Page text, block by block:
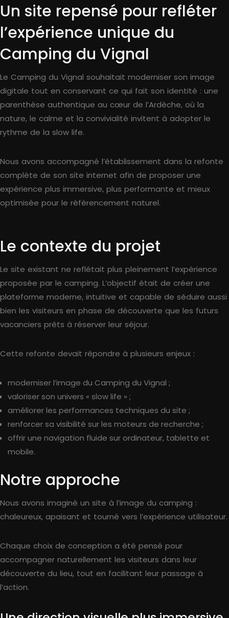
Un site repensé pour refléter
l’expérience unique du
Camping du Vignal
Le Camping du Vignal souhaitait moderniser son image
digitale tout en conservant ce qui fait son identité : une
parenthèse authentique au cœur de l’Ardèche, où la
nature, le calme et la convivialité invitent à adopter le
rythme de la slow life.
Nous avons accompagné l’établissement dans la refonte
complète de son site internet afin de proposer une
expérience plus immersive, plus performante et mieux
optimisée pour le référencement naturel.
Le contexte du projet
Le site existant ne reflétait plus pleinement l’expérience
proposée par le camping. L’objectif était de créer une
plateforme moderne, intuitive et capable de séduire aussi
bien les visiteurs en phase de découverte que les futurs
vacanciers prêts à réserver leur séjour.
Cette refonte devait répondre à plusieurs enjeux :
moderniser l’image du Camping du Vignal ;
valoriser son univers « slow life » ;
améliorer les performances techniques du site ;
renforcer sa visibilité sur les moteurs de recherche ;
offrir une navigation fluide sur ordinateur, tablette et
mobile.
Notre approche
Nous avons imaginé un site à l’image du camping :
chaleureux, apaisant et tourné vers l’expérience utilisateur.
Chaque choix de conception a été pensé pour
accompagner naturellement les visiteurs dans leur
découverte du lieu, tout en facilitant leur passage à
l’action.